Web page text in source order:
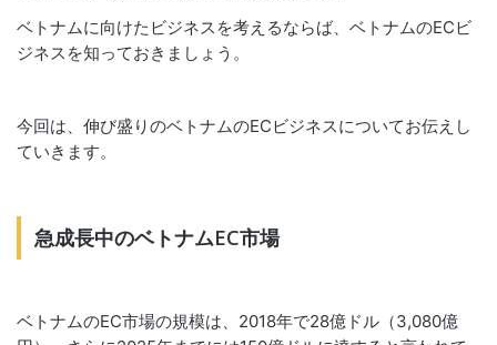
ベトナムに向けたビジネスを考えるならば、ベトナムのECビ
ジネスを知っておきましょう。
今回は、伸び盛りのベトナムのECビジネスについてお伝えし
ていきます。
急成長中のベトナムEC市場
ベトナムのEC市場の規模は、2018年で28億ドル（3,080億